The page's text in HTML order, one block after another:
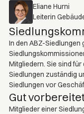
Eliane Hurni
Leiterin
In den ABZ-
Mitgliedern. Sie sind
Siedlungen zuständig
Siedlungen vor
Gut
Mitglieder einer